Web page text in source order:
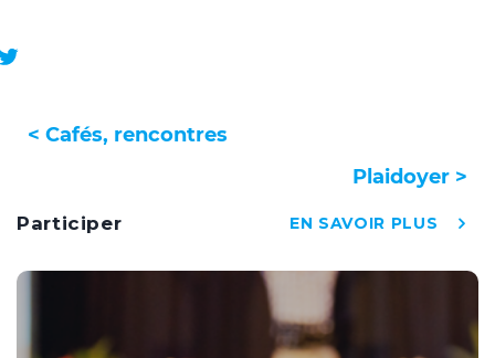
< Cafés, rencontres
Plaidoyer >
Participer EN SAVOIR PLUS